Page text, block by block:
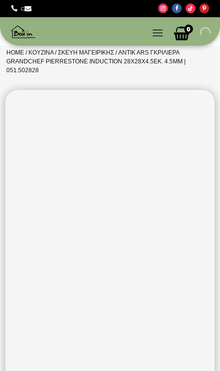
 
0
HOME / ΚΟΥΖΊΝΑ/ΣΚΕΎΗ ΜΑΓΕΙΡΙΚΉΣ / ANTIK ARS ΓΚΡΙΛΙΕΡΑ
GRANDCHEF PIERRESTONE INDUCTION 28X28X4.5ΕΚ. 4.5MM |
051.502828